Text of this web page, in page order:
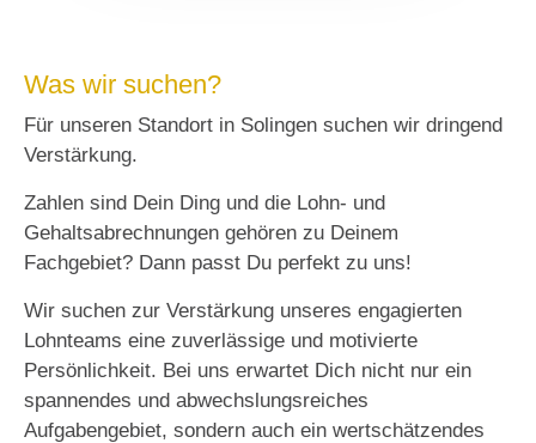
Was wir suchen?
Für unseren Standort in Solingen suchen wir dringend
Verstärkung.
Zahlen sind Dein Ding und die Lohn- und
Gehaltsabrechnungen gehören zu Deinem
Fachgebiet? Dann passt Du perfekt zu uns!
Wir suchen zur Verstärkung unseres engagierten
Lohnteams eine zuverlässige und motivierte
Persönlichkeit. Bei uns erwartet Dich nicht nur ein
spannendes und abwechslungsreiches
Aufgabengebiet, sondern auch ein wertschätzendes